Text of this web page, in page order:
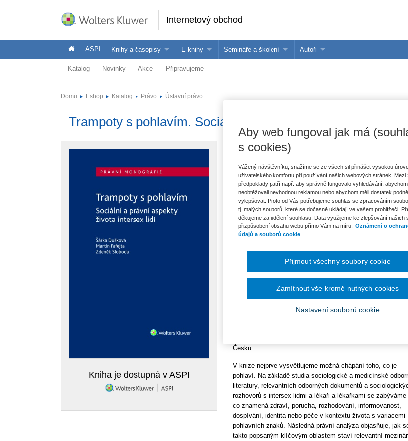
Internetový obchod
ASPI Knihy a časopisy
Knihy
E-knihy
Jak na naše e-knihy?
Půjčit si e-knihu
Semináře a školení Autoři
Katalog Novinky Akce Připravujeme
Domů Eshop Katalog Právo Ústavní právo
Trampoty s pohlavím. Sociální a právní aspekty života
Kniha je dostupná v ASPI
Vydavatel
Autor Šárka Dušková ,Martin Fafejta,
Sloboda
Typ publikace monografie
Datum vydání 2/2023
Vazba brožovaná
Tištěná kniha
978-80-7676-461-3
Česku.
V knize nejprve vysvětlujeme možná chápání toho, co je
pohlaví. Na základě studia sociologické a medicínské
literatury, relevantních odborných dokumentů a
rozhovorů s intersex lidmi a lékaři a lékařkami se zabýváme
co znamená zdraví, porucha, rozhodování, informovanost,
dospívání, identita nebo péče v kontextu života s variacemi
pohlavních znaků. Následná právní analýza objasňuje, jak
takto popsaným klíčovým oblastem staví relevantní
Aby web fungoval jak má
s cookies)
Vážený návštěvníku, snažíme se ze všech sil přinášet vysokou
uživatelského komfortu při používání našich webových stránek. Mezi
předpoklady patří např. aby správně fungovalo vyhledávání,
neobtěžovali nevhodnou reklamou nebo abychom měli dostatek
vylepšovat. Proto od Vás potřebujeme souhlas se zpracováním
tj. malých souborů, které se dočasně ukládají ve vašem prohlížeči.
děkujeme za udělení souhlasu. Data využijeme ke zlepšování našich
přizpůsobení obsahu webu přímo Vám na míru.
Oznámení o
údajů a souborů cookie
Nastavení souborů cookie
Zamítnout vše kromě nutných cookies
Přijmout všechny soubory cookie